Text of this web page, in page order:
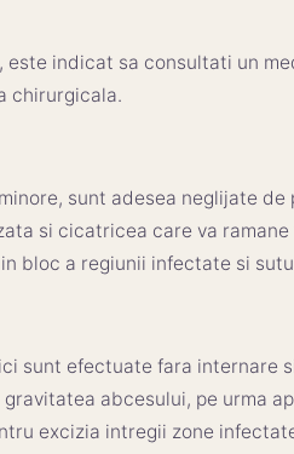
este indicat sa consultati un
chirurgicala.
sunt adesea neglijate
si cicatricea care va
bloc a regiunii infectate si
sunt efectuate fara internare
abcesului, pe urma
excizia intregii zone